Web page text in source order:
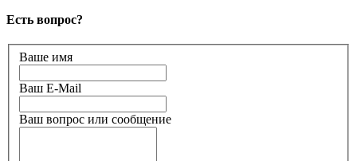
Есть вопрос?
Ваше имя
Ваш E-Mail
Ваш вопрос или сообщение